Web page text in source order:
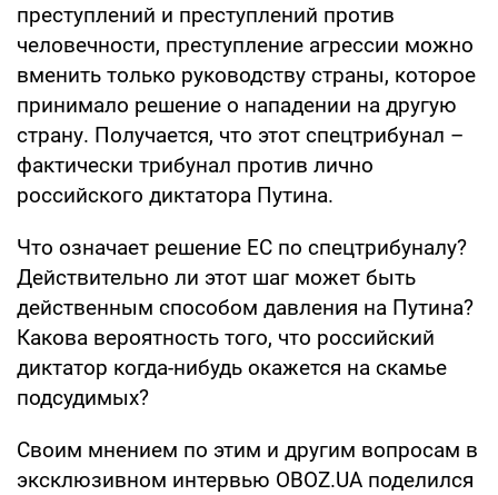
преступлений и преступлений против
человечности, преступление агрессии можно
вменить только руководству страны, которое
принимало решение о нападении на другую
страну. Получается, что этот спецтрибунал –
фактически трибунал против лично
российского диктатора Путина.
Что означает решение ЕС по спецтрибуналу?
Действительно ли этот шаг может быть
действенным способом давления на Путина?
Какова вероятность того, что российский
диктатор когда-нибудь окажется на скамье
подсудимых?
Своим мнением по этим и другим вопросам в
эксклюзивном интервью OBOZ.UA поделился